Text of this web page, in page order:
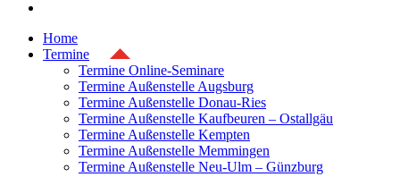
Home
Termine
Termine Online-Seminare
Termine Außenstelle Augsburg
Termine Außenstelle Donau-Ries
Termine Außenstelle Kaufbeuren – Ostallgäu
Termine Außenstelle Kempten
Termine Außenstelle Memmingen
Termine Außenstelle Neu-Ulm – Günzburg